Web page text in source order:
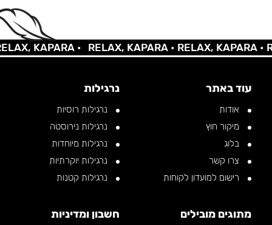
KAPARA • RELAX, KAPARA •RELAX, KAPARA •
עוד באתר
אודות
מיקור חוץ
בלוג
צרו קשר
רישום למועדון לקוחות
נרגילות
נרגילות רוסיות
נרגילות נירוסטה
נרגילות מיוחדות
נרגילות יוקרתיות
נרגילות קטנות
מתוגים מובילים חשבון ומדיניות